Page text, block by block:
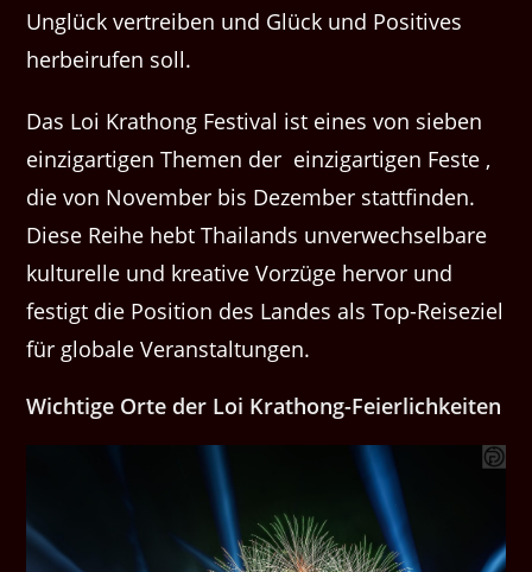
Unglück vertreiben und Glück und Positives
herbeirufen soll.
Das Loi Krathong Festival ist eines von sieben
einzigartigen Themen der einzigartigen Feste ,
die von November bis Dezember stattfinden.
Diese Reihe hebt Thailands unverwechselbare
kulturelle und kreative Vorzüge hervor und
festigt die Position des Landes als Top-Reiseziel
für globale Veranstaltungen.
Wichtige Orte der Loi Krathong-Feierlichkeiten